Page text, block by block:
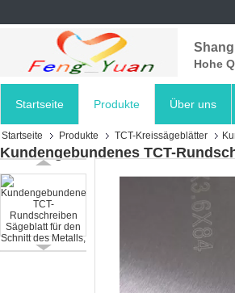
Hohe
Startseite Produkte Über uns
Startseite Produkte TCT-Kreissägeblätter
Kundengebundenes TCT-